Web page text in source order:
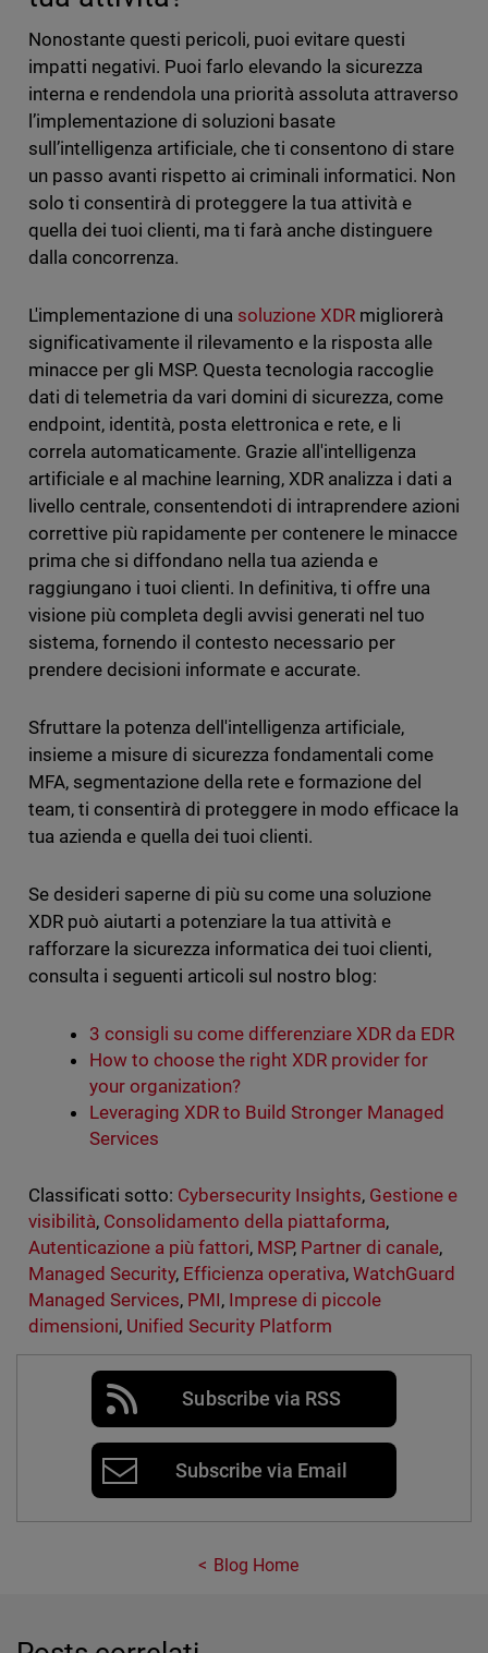
Nonostante questi pericoli, puoi evitare questi
impatti negativi. Puoi farlo elevando la sicurezza
interna e rendendola una priorità assoluta attraverso
l’implementazione di soluzioni basate
sull’intelligenza artificiale, che ti consentono di stare
un passo avanti rispetto ai criminali informatici. Non
solo ti consentirà di proteggere la tua attività e
quella dei tuoi clienti, ma ti farà anche distinguere
dalla concorrenza.
L'implementazione di una soluzione XDR migliorerà
significativamente il rilevamento e la risposta alle
minacce per gli MSP. Questa tecnologia raccoglie
dati di telemetria da vari domini di sicurezza, come
endpoint, identità, posta elettronica e rete, e li
correla automaticamente. Grazie all'intelligenza
artificiale e al machine learning, XDR analizza i dati a
livello centrale, consentendoti di intraprendere azioni
correttive più rapidamente per contenere le minacce
prima che si diffondano nella tua azienda e
raggiungano i tuoi clienti. In definitiva, ti offre una
visione più completa degli avvisi generati nel tuo
sistema, fornendo il contesto necessario per
prendere decisioni informate e accurate.
Sfruttare la potenza dell'intelligenza artificiale,
insieme a misure di sicurezza fondamentali come
MFA, segmentazione della rete e formazione del
team, ti consentirà di proteggere in modo efficace la
tua azienda e quella dei tuoi clienti.
Se desideri saperne di più su come una soluzione
XDR può aiutarti a potenziare la tua attività e
rafforzare la sicurezza informatica dei tuoi clienti,
consulta i seguenti articoli sul nostro blog:
3 consigli su come differenziare XDR da EDR
How to choose the right XDR provider for
your organization?
Leveraging XDR to Build Stronger Managed
Services
Classificati sotto: Cybersecurity Insights, Gestione e
visibilità, Consolidamento della piattaforma,
Autenticazione a più fattori, MSP, Partner di canale,
Managed Security, Efficienza operativa,WatchGuard
Managed Services, PMI, Imprese di piccole
dimensioni, Unified Security Platform
Subscribe via RSS
Subscribe via Email
Blog Home